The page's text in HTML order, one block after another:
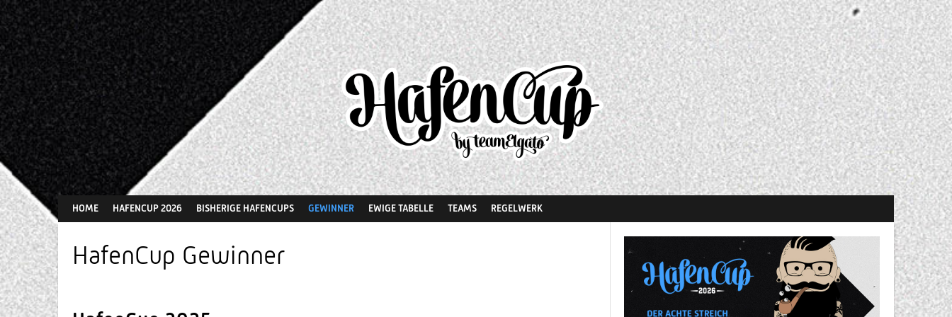
Springe
zum
Inhalt
HOME HAFENCUP 2026 BISHERIGE HAFENCUPS GEWINNER EWIGE TABELLE TEAMS REGELWERK
HafenCup Gewinner